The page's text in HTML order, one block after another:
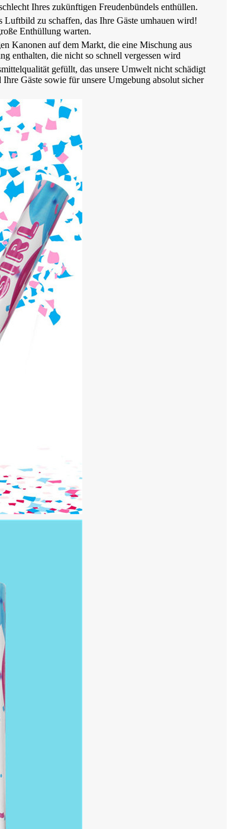
Ihres zukünftigen Freudenbündels enthüllen.
Luftbild zu schaffen, das Ihre Gäste umhauen wird!
Enthüllung warten.
Kanonen auf dem Markt, die eine Mischung aus
enthalten, die nicht so schnell vergessen wird
gefüllt, das unsere Umwelt nicht schädigt
Gäste sowie für unsere Umgebung absolut sicher